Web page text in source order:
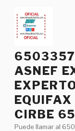
contenido
ASNEF
CIRBE
Puede llamar al